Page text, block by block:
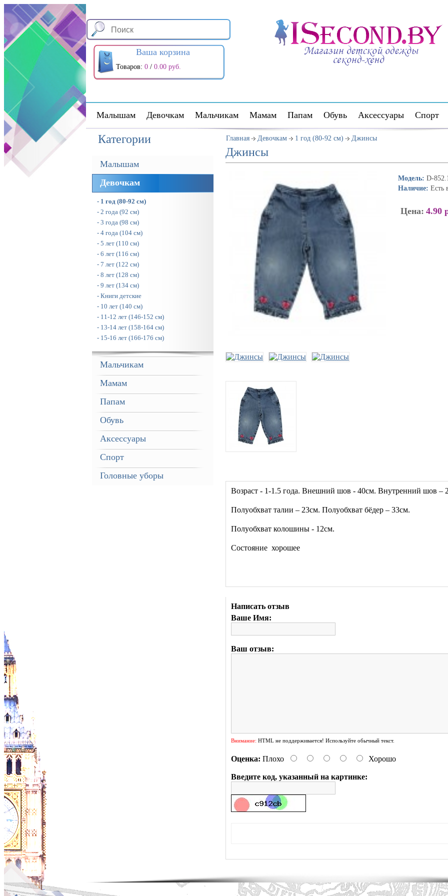
Ваша корзина
Товаров: 0 / 0.00 руб.
Малышам Девочкам Мальчикам Мамам Папам Обувь Аксессуары Спорт
Категории
Малышам
Девочкам
- 1 год (80-92 см)
- 2 года (92 см)
- 3 года (98 см)
- 4 года (104 см)
- 5 лет (110 см)
- 6 лет (116 см)
- 7 лет (122 см)
- 8 лет (128 см)
- 9 лет (134 см)
- Книги детские
- 10 лет (140 см)
- 11-12 лет (146-152 см)
- 13-14 лет (158-164 см)
- 15-16 лет (166-176 см)
Мальчикам
Мамам
Папам
Обувь
Аксессуары
Спорт
Головные уборы
Главная Девочкам 1 год (80-92 см) Джинсы
Джинсы
Модель: D-
Наличие: Есть
Цена: 4.90
Возраст - 1-1.5 года. Внешний шов - 40см. Внутренний шов –
Полуобхват талии – 23см. Полуобхват бёдер – 33см.
Полуобхват колошины - 12см.
Состояние хорошее
Написать отзыв
Ваше Имя:
Ваш отзыв:
Внимание: HTML не поддерживается! Используйте обычный текст.
Оценка: Плохо Хорошо
Введите код, указанный на картинке: